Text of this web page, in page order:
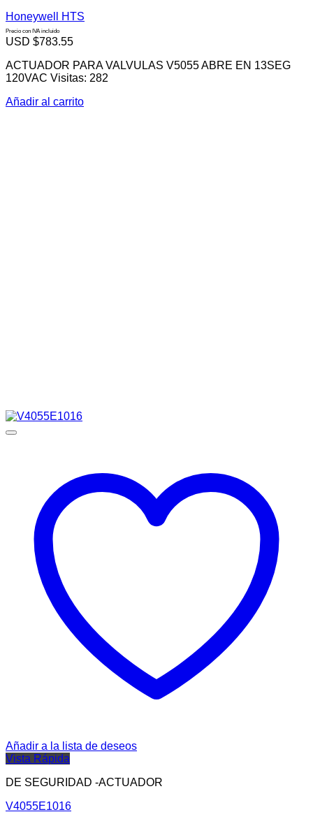
Honeywell HTS
Precio con IVA incluido
USD $783.55
ACTUADOR PARA VALVULAS V5055 ABRE EN 13SEG
120VAC Visitas: 282
Añadir al carrito
Añadir a la lista de deseos
Vista Rápida
DE SEGURIDAD -ACTUADOR
V4055E1016